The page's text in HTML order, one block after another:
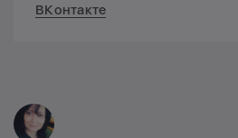
ВКонтакте